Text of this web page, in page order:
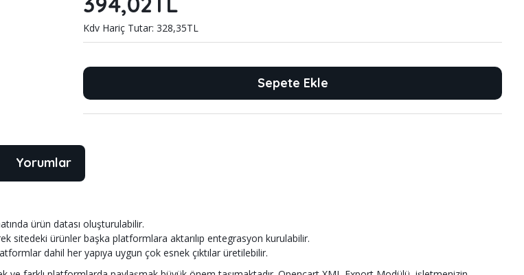
Kdv Hariç Tutar: 328,35TL
Sepete Ekle
Yorumlar
ürün datası oluşturulabilir.
sitedeki ürünler başka platformlara aktarılıp entegrasyon kurulabilir.
dahil her yapıya uygun çok esnek çıktılar üretilebilir.